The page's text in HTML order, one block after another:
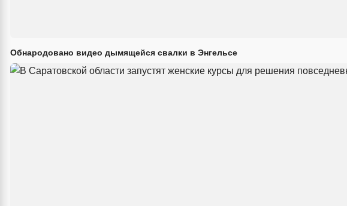
Обнародовано видео дымящейся свалки в Энгельсе